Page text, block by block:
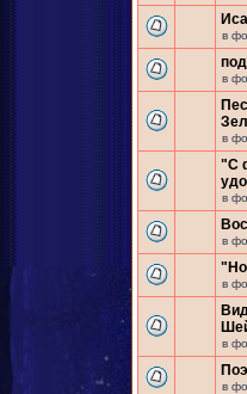
в
в
в
"С
в
в
в
в
в